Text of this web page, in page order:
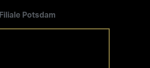
Filiale Potsdam